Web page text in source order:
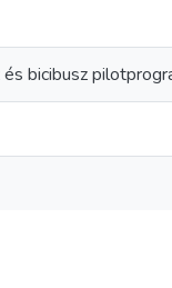
bicibusz